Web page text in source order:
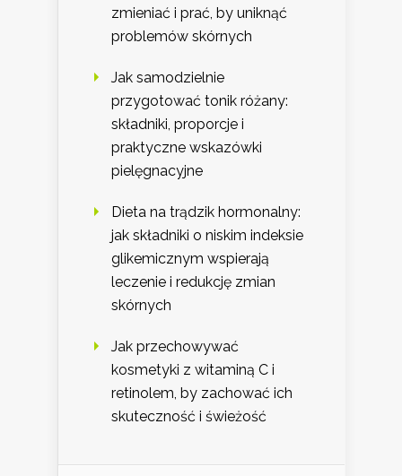
zmieniać i prać, by uniknąć
problemów skórnych
Jak samodzielnie
przygotować tonik różany:
składniki, proporcje i
praktyczne wskazówki
pielęgnacyjne
Dieta na trądzik hormonalny:
jak składniki o niskim indeksie
glikemicznym wspierają
leczenie i redukcję zmian
skórnych
Jak przechowywać
kosmetyki z witaminą C i
retinolem, by zachować ich
skuteczność i świeżość